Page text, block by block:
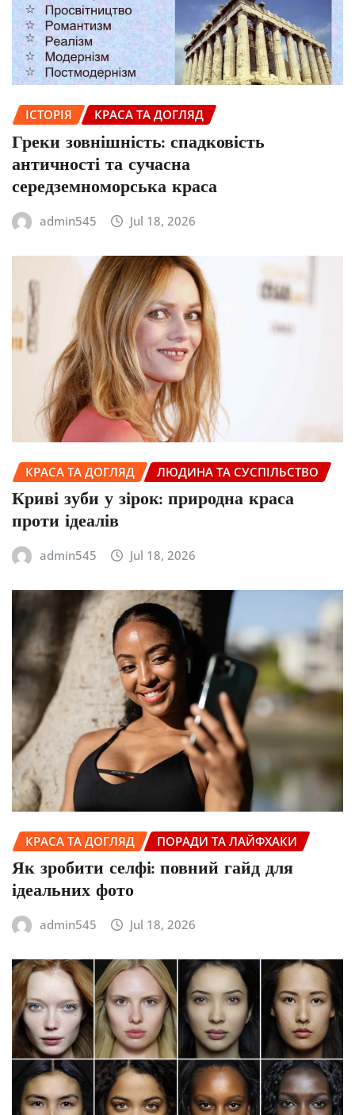
ІСТОРІЯ КРАСА ТА ДОГЛЯД
Греки зовнішність: спадковість
античності та сучасна
середземноморська краса
admin545 Jul 18, 2026
КРАСА ТА ДОГЛЯД ЛЮДИНА ТА СУСПІЛЬСТВО
Криві зуби у зірок: природна краса
проти ідеалів
admin545 Jul 18, 2026
КРАСА ТА ДОГЛЯД ПОРАДИ ТА ЛАЙФХАКИ
Як зробити селфі: повний гайд для
ідеальних фото
admin545 Jul 18, 2026